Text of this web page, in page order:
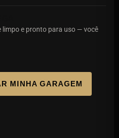
limpo e pronto para uso — você
MINHA GARAGEM